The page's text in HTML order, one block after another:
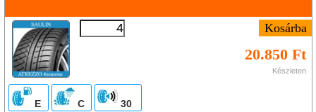
20.850 Ft
Készleten
E C 30